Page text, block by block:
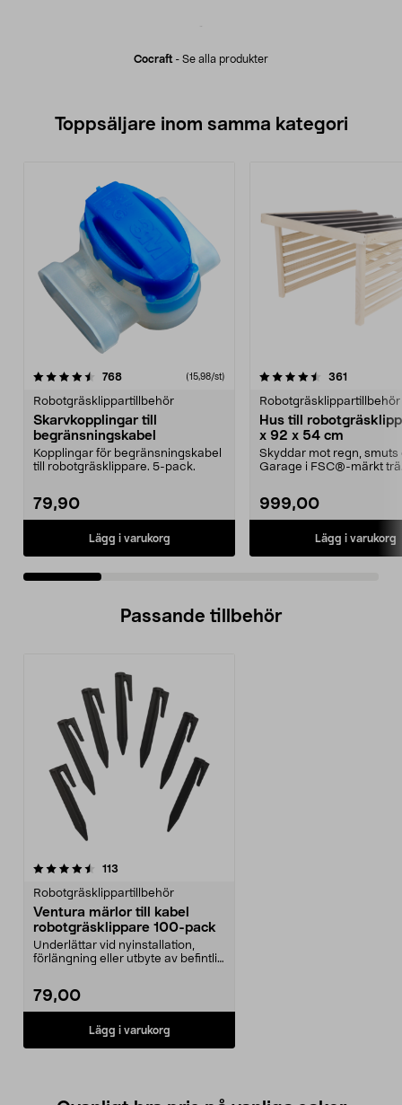
Cocraft - Se alla produkter
Toppsäljare inom samma kategori
768recensioner (15,98/st)
Robotgräsklippartillbehör
Skarvkopplingar till
begränsningskabel
Kopplingar för begränsningskabel
till robotgräsklippare. 5-pack.
79,90
Lägg i varukorg
4.5 av 5 stjärnor 361
Robotgräsklippartillbehör
Hus till
x 92 x 54 cm
Skyddar mot regn, smuts
Garage i FSC®-märkt
999,00
Lägg i varukorg
4.5 av 5 stjärnor
Passande tillbehör
113
Robotgräsklippartillbehör
Ventura märlor till kabel
robotgräsklippare 100-pack
Underlättar vid nyinstallation,
förlängning eller utbyte av befintlig
79,00
Lägg i varukorg